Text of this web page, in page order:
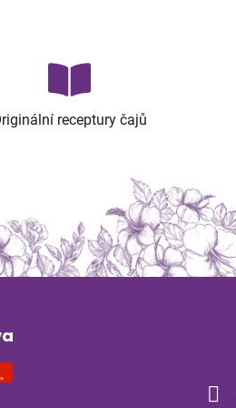
receptury čajů